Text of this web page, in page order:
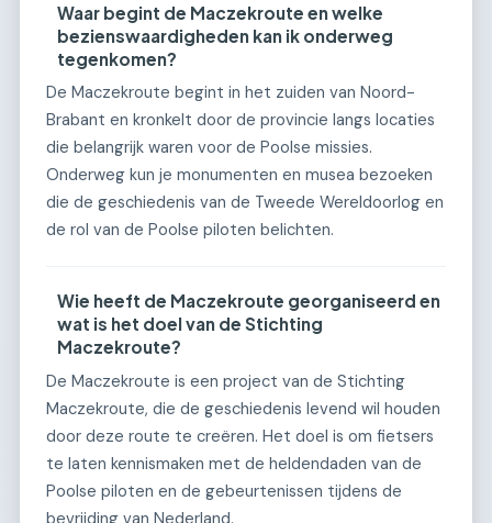
Waar begint de Maczekroute en welke
bezienswaardigheden kan ik onderweg
tegenkomen?
De Maczekroute begint in het zuiden van Noord-
Brabant en kronkelt door de provincie langs locaties
die belangrijk waren voor de Poolse missies.
Onderweg kun je monumenten en musea bezoeken
die de geschiedenis van de Tweede Wereldoorlog en
de rol van de Poolse piloten belichten.
Wie heeft de Maczekroute georganiseerd en
wat is het doel van de Stichting
Maczekroute?
De Maczekroute is een project van de Stichting
Maczekroute, die de geschiedenis levend wil houden
door deze route te creëren. Het doel is om fietsers
te laten kennismaken met de heldendaden van de
Poolse piloten en de gebeurtenissen tijdens de